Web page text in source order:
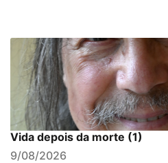
Vida depois da morte (1)
9/08/2026